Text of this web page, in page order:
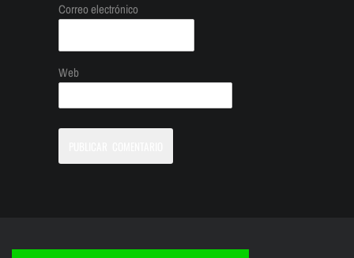
Correo electrónico
Web